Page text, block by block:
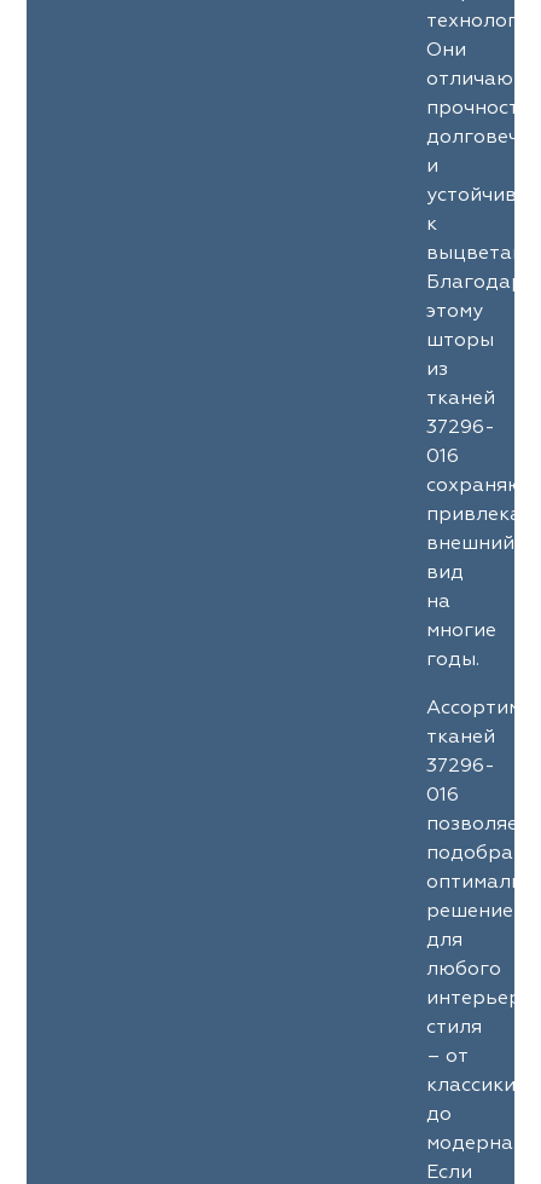
Они
и
к
Благодаря
этому
шторы
из
тканей
37296-
016
сохраняют
внешний
вид
на
многие
годы.
тканей
37296-
016
позволяет
подобрать
решение
для
любого
стиля
– от
классики
до
модерна.
Если